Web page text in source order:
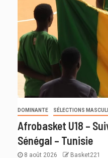
DOMINANTE SÉLECTIONS
Afrobasket U18 –
Sénégal – Tunisie
8 août 2026 Basket221